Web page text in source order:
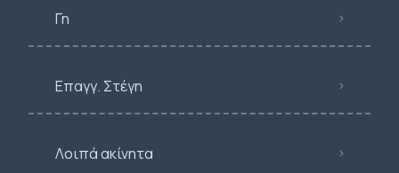
Γη
Επαγγ. Στέγη
Λοιπά ακίνητα